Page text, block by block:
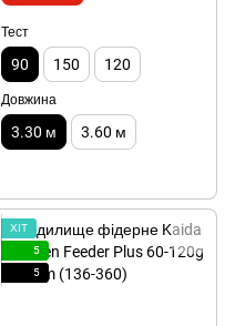
Тест
90 150 120
Довжина
3.30 м 3.60 м
ХІТ
5
5